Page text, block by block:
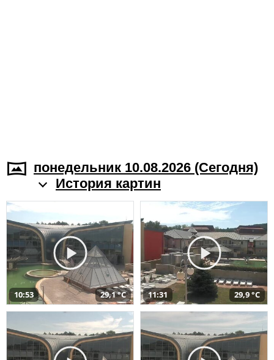
понедельник 10.08.2026 (Cегодня)
История картин
10:53 29,1 °C 11:31 29,9 °C